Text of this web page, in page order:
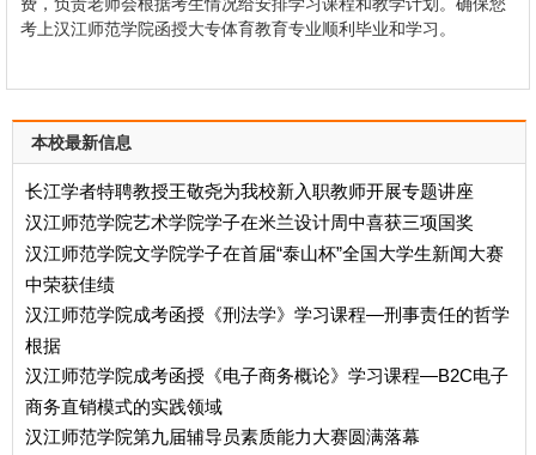
费，负责老师会根据考生情况给安排学习课程和教学计划。确保您
考上汉江师范学院函授大专体育教育专业顺利毕业和学习。
本校最新信息
长江学者特聘教授王敬尧为我校新入职教师开展专题讲座
汉江师范学院艺术学院学子在米兰设计周中喜获三项国奖
汉江师范学院文学院学子在首届“泰山杯”全国大学生新闻大赛
中荣获佳绩
汉江师范学院成考函授《刑法学》学习课程—刑事责任的哲学
根据
汉江师范学院成考函授《电子商务概论》学习课程—B2C电子
商务直销模式的实践领域
汉江师范学院第九届辅导员素质能力大赛圆满落幕